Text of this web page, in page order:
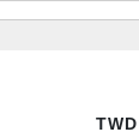
TWD